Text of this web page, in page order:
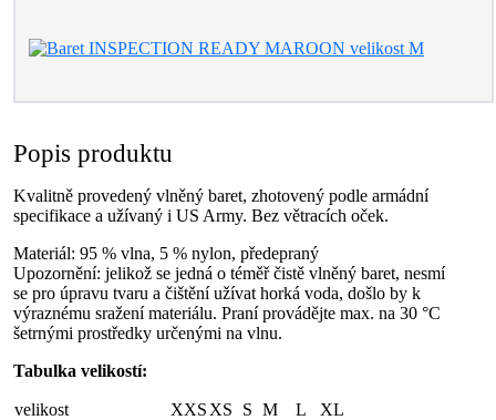
Popis produktu
Kvalitně provedený vlněný baret, zhotovený podle armádní
specifikace a užívaný i US Army. Bez větracích oček.
Materiál: 95 % vlna, 5 % nylon, předepraný
Upozornění: jelikož se jedná o téměř čistě vlněný baret, nesmí
se pro úpravu tvaru a čištění užívat horká voda, došlo by k
výraznému sražení materiálu. Praní provádějte max. na 30 °C
šetrnými prostředky určenými na vlnu.
Tabulka velikostí:
velikost XXS XS S M L
XL